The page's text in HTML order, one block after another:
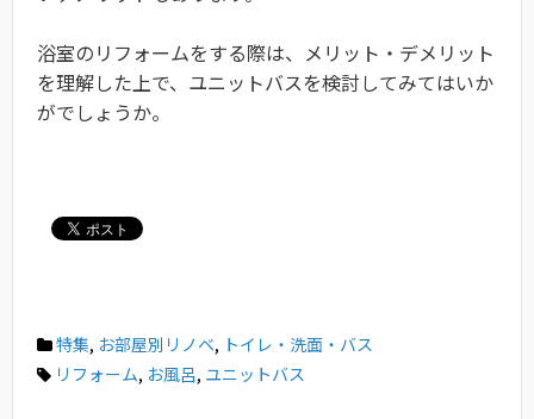
浴室のリフォームをする際は、メリット・デメリット
を理解した上で、ユニットバスを検討してみてはいか
がでしょうか。
特集, お部屋別リノベ, トイレ・洗面・バス
リフォーム, お風呂, ユニットバス